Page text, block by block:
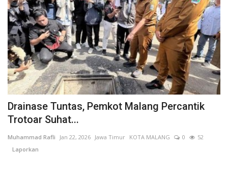
Drainase Tuntas, Pemkot Malang Percantik
Trotoar Suhat...
Muhammad Rafli Jan 22, 2026 Jawa Timur KOTA MALANG 0
52
Laporkan